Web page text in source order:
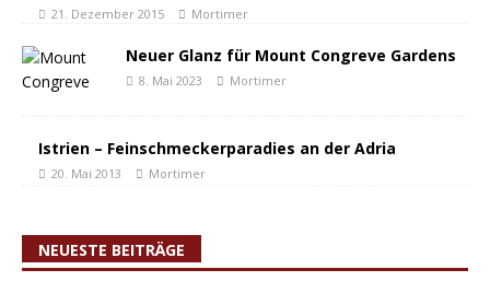
21. Dezember 2015 Mortimer
Neuer Glanz für Mount Congreve Gardens
8. Mai 2023 Mortimer
Istrien – Feinschmeckerparadies an der Adria
20. Mai 2013 Mortimer
NEUESTE BEITRÄGE